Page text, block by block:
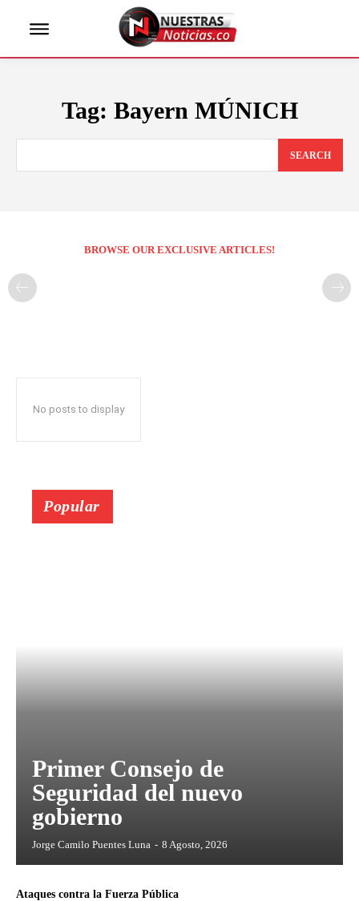
Tag: Bayern MÚNICH
SEARCH
BROWSE OUR EXCLUSIVE ARTICLES!
No posts to display
Popular
Primer Consejo de
Seguridad del nuevo
gobierno
Jorge Camilo Puentes Luna - 8 Agosto, 2026
Ataques contra la Fuerza Pública